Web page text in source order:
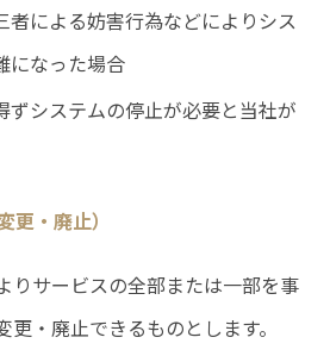
者による妨害行為などによりシス
になった場合
ずシステムの停止が必要と当社が
・廃止）
りサービスの全部または一部を事
・廃止できるものとします。